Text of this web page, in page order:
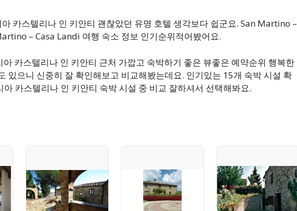
카스텔리나 인 키안티 괜찮았던 유명 호텔 생각보다 쉽군요. San Martino –
– Casa Landi 여행 숙소 정보 인기순위적어봤어요.
카스텔리나 인 키안티 근처 가깝고 숙박하기 좋은 뷰좋은 예약순위 행복한
있으니 신중히 잘 확인해보고 비교해봤는데요. 인기있는 15개 숙박 시설 확
아 카스텔리나 인 키안티 숙박 시설 중 비교 잘하셔서 선택해봐요.